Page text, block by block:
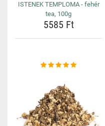
ISTENEK TEMPLOMA - fehér
tea, 100g
5585 Ft